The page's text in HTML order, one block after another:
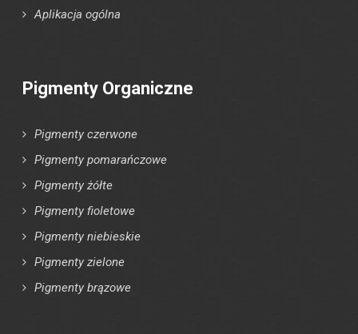
Aplikacja ogólna
Pigmenty Organiczne
Pigmenty czerwone
Pigmenty pomarańczowe
Pigmenty żółte
Pigmenty fioletowe
Pigmenty niebieskie
Pigmenty zielone
Pigmenty brązowe